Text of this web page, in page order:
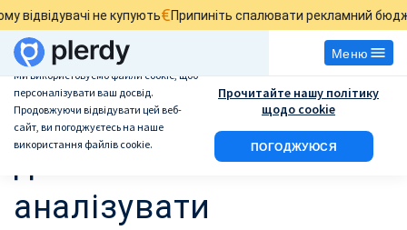
не купують€ Припиніть спалювати рекламний бюджет£
Меню
Як теплові карти
допомагають
аналізувати
Ми використовуємо файли cookie, щоб
персоналізувати ваш досвід.
Продовжуючи відвідувати цей веб-
сайт, ви погоджуєтесь на наше
використання файлів cookie.
ПОГОДЖУЮСЯ
Прочитайте нашу політику
щодо cookie